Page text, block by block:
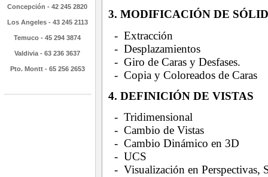
Concepción - 42 245 2820
Los Angeles - 43 245 2113
Temuco - 45 294 3874
Valdivia - 63 236 3637
Pto. Montt - 65 256 2653
3. MODIFICACIÓN DE
- Extracción
- Desplazamientos
- Giro de Caras y Desfases.
- Copia y Coloreados de Caras
4. DEFINICIÓN DE VISTAS
- Tridimensional
- Cambio de Vistas
- Cambio Dinámico en 3D
- UCS
- Visualización en Perspectivas,